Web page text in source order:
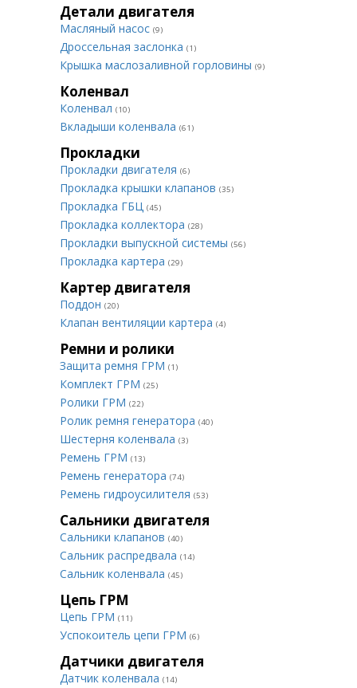
Детали двигателя
Масляный насос (9)
Дроссельная заслонка (1)
Крышка маслозаливной горловины (9)
Коленвал
Коленвал (10)
Вкладыши коленвала (61)
Прокладки
Прокладки двигателя (6)
Прокладка крышки клапанов (35)
Прокладка ГБЦ (45)
Прокладка коллектора (28)
Прокладки выпускной системы (56)
Прокладка картера (29)
Картер двигателя
Поддон (20)
Клапан вентиляции картера (4)
Ремни и ролики
Защита ремня ГРМ (1)
Комплект ГРМ (25)
Ролики ГРМ (22)
Ролик ремня генератора (40)
Шестерня коленвала (3)
Ремень ГРМ (13)
Ремень генератора (74)
Ремень гидроусилителя (53)
Сальники двигателя
Сальники клапанов (40)
Сальник распредвала (14)
Сальник коленвала (45)
Цепь ГРМ
Цепь ГРМ (11)
Успокоитель цепи ГРМ (6)
Датчики двигателя
Датчик коленвала (14)